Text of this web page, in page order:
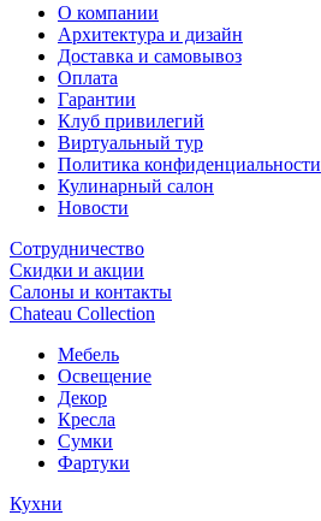
О компании
Архитектура и дизайн
Доставка и самовывоз
Оплата
Гарантии
Клуб привилегий
Виртуальный тур
Политика конфиденциальности
Кулинарный салон
Новости
Сотрудничество
Скидки и акции
Салоны и контакты
Chateau Collection
Мебель
Освещение
Декор
Кресла
Сумки
Фартуки
Кухни